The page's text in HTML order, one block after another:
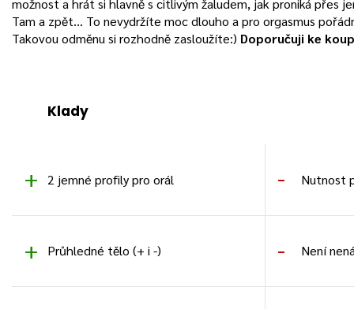
možnost a hrát si hlavně s citlivým žaludem, jak proniká přes
Tam a zpět… To nevydržíte moc dlouho a pro orgasmus
Takovou odměnu si rozhodně zasloužíte:) Doporučuji ke
Klady
2 jemné profily pro orál Nutnost
Průhledné tělo (+ i -) Není